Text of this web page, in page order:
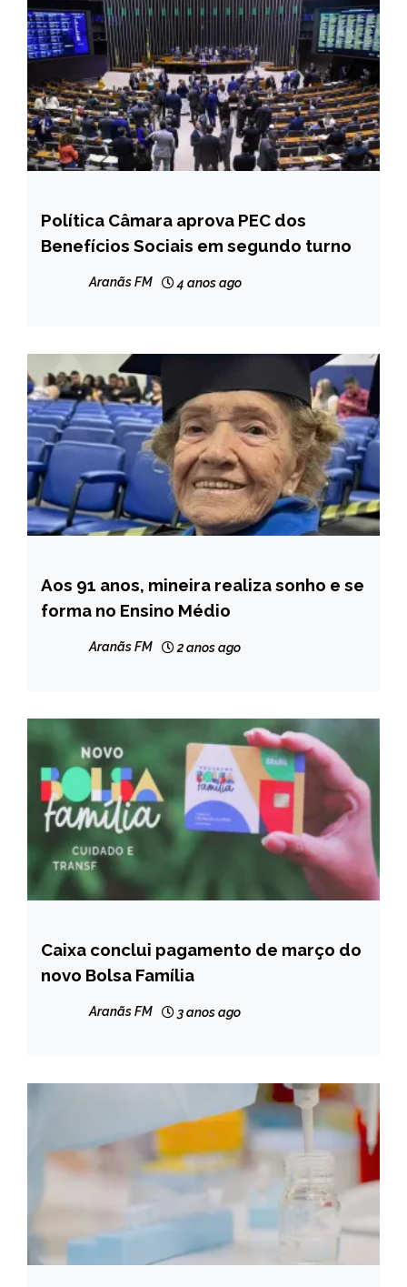
BRASIL
NOTÍCIAS
Política Câmara aprova PEC dos
Benefícios Sociais em segundo turno
Aranãs FM 4 anos ago
MINAS
GERAIS
Aos 91 anos, mineira realiza sonho e se
forma no Ensino Médio
Aranãs FM 2 anos ago
BRASIL
NOTÍCIAS
Caixa conclui pagamento de março do
novo Bolsa Família
Aranãs FM 3 anos ago